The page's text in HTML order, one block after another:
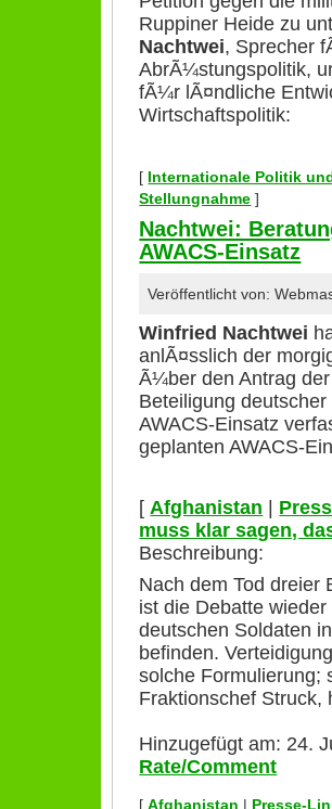
Ruppiner Heide zu
Nachtwei, Sprecher
AbrÃ¼stungspolitik,
fÃ¼r lÃ¤ndliche
Wirtschaftspolitik:
[ Internationale Politik
Stellungnahme ]
Nachtwei:
AWACS-Einsatz
Veröffentlicht von:
Winfried Nachtwei
anlÃ¤sslich der
Ã¼ber den Antrag
Beteiligung
AWACS-Einsatz
geplanten AWACS-
[Afghanistan
muss klar sagen,
Beschreibung:
Nach dem Tod dreier
ist die Debatte
deutschen Soldaten
befinden.
solche Formulierung;
Fraktionschef Struck,
Hinzugefügt am: 24.
Rate/Comment
[Afghanistan | Presse-